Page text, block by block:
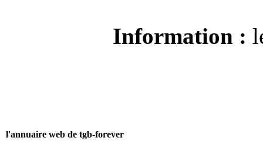
Information :
l'annuaire web de tgb-forever